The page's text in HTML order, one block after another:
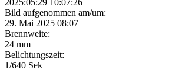
2025:05:29 10:07:26
Bild aufgenommen am/um:
29. Mai 2025 08:07
Brennweite:
24 mm
Belichtungszeit:
1/640 Sek